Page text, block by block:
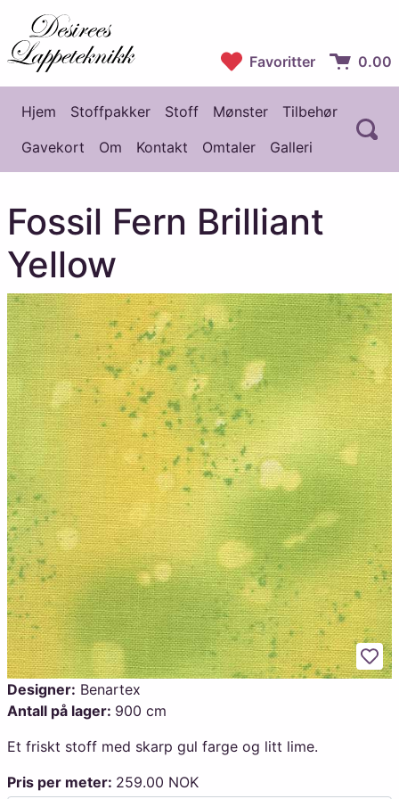
Desirees Lappeteknikk
Favoritter 0.00
Hovedmeny
Hjem Stoffpakker Stoff Mønster
Tilbehør
Gavekort
Om Kontakt Omtaler Galleri
Fossil Fern Brilliant
Yellow
Designer: Benartex
Antall på lager: 900 cm
Et friskt stoff med skarp gul farge og litt lime.
Pris per meter: 259.00 NOK